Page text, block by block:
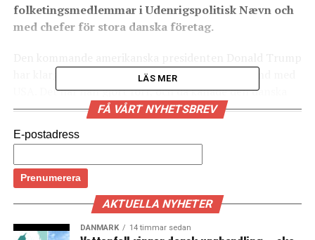
folketingsmedlemmar i Udenrigspolitisk Nævn och
med chefer för stora danska företag.
har klargjort att han önskar att införliva Grönland med
USA. Det har han gjort förr, och då kallade den danska
statsministern Mette Frederiksen det ”absurt”, men den
regeringen, och under torsdagen förra veckan hölls det
– USA och Danmark har ett nära samarbete (…) Vi har
föreslagit ett samtal, och jag tror att det blir av, sade
Mette Frederiksen efter mötet,enligt Berlingske
LÄS MER
FÅ VÅRT NYHETSBREV
E-postadress
AKTUELLA NYHETER
DANMARK 14 timmar sedan